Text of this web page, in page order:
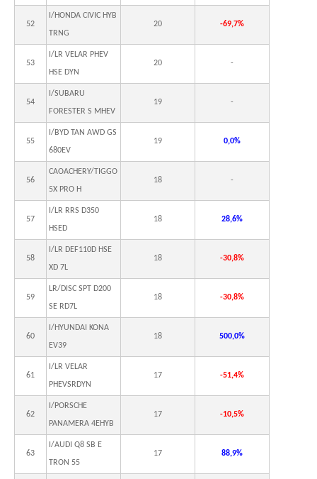
52
I/HONDA CIVIC HYB
TRNG
20 -69,7%
53
I/LR VELAR PHEV
HSE DYN
20 -
54
I/SUBARU
FORESTER S MHEV
19 -
55
I/BYD TAN AWD GS
680EV
19 0,0%
56
CAOACHERY/TIGGO
5X PRO H
18 -
57
I/LR RRS D350
HSED
18 28,6%
58
I/LR DEF110D HSE
XD 7L
18 -30,8%
59
LR/DISC SPT D200
SE RD7L
18 -30,8%
60
I/HYUNDAI KONA
EV39
18 500,0%
61
I/LR VELAR
PHEVSRDYN
17 -51,4%
62
I/PORSCHE
PANAMERA 4EHYB
17 -10,5%
63
I/AUDI Q8 SB E
TRON 55
17 88,9%